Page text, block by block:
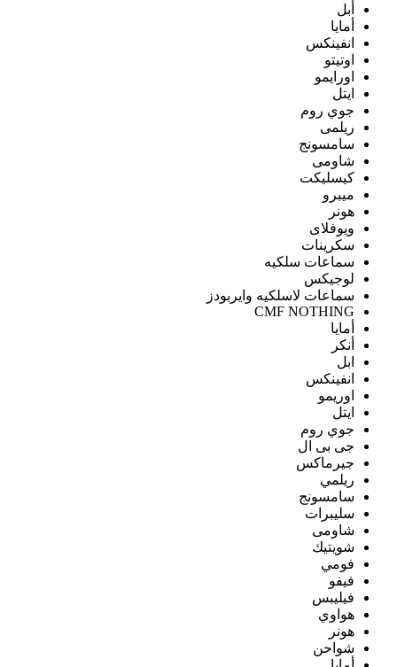
أبل
أمايا
انفينكس
اوتيتو
اورايمو
ايتل
جوي روم
ريلمى
سامسونج
شاومى
كيسليكت
ميبرو
هونر
ويوفلاى
سكرينات
سماعات سلكيه
لوجيكس
سماعات لاسلكيه وايربودز
CMF NOTHING
أمايا
أنكر
ابل
انفينكس
اوريمو
ايتل
جوي روم
جى بى ال
جيرماكس
ريلمي
سامسونج
سليبرات
شاومى
شويتيك
فومي
فيفو
فيليبس
هواوي
هونر
شواحن